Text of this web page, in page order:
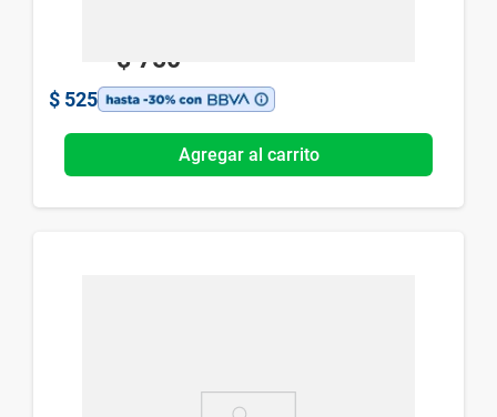
$ 750
$ 525
Agregar al carrito